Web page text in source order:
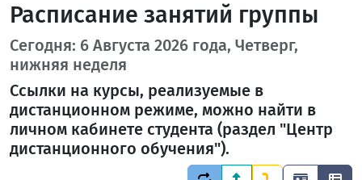
Расписание занятий группы
Сегодня: 6 Августа 2026 года, Четверг,
нижняя неделя
Ссылки на курсы, реализуемые в
дистанционном режиме, можно найти в
личном кабинете студента (раздел "Центр
дистанционного обучения").